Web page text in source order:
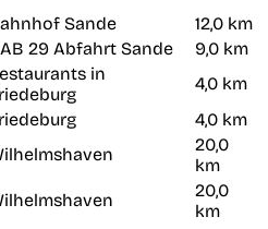
Sande
12,0 km
29 Abfahrt Sande
9,0 km
in
4,0 km
4,0 km
20,0
km
20,0
km